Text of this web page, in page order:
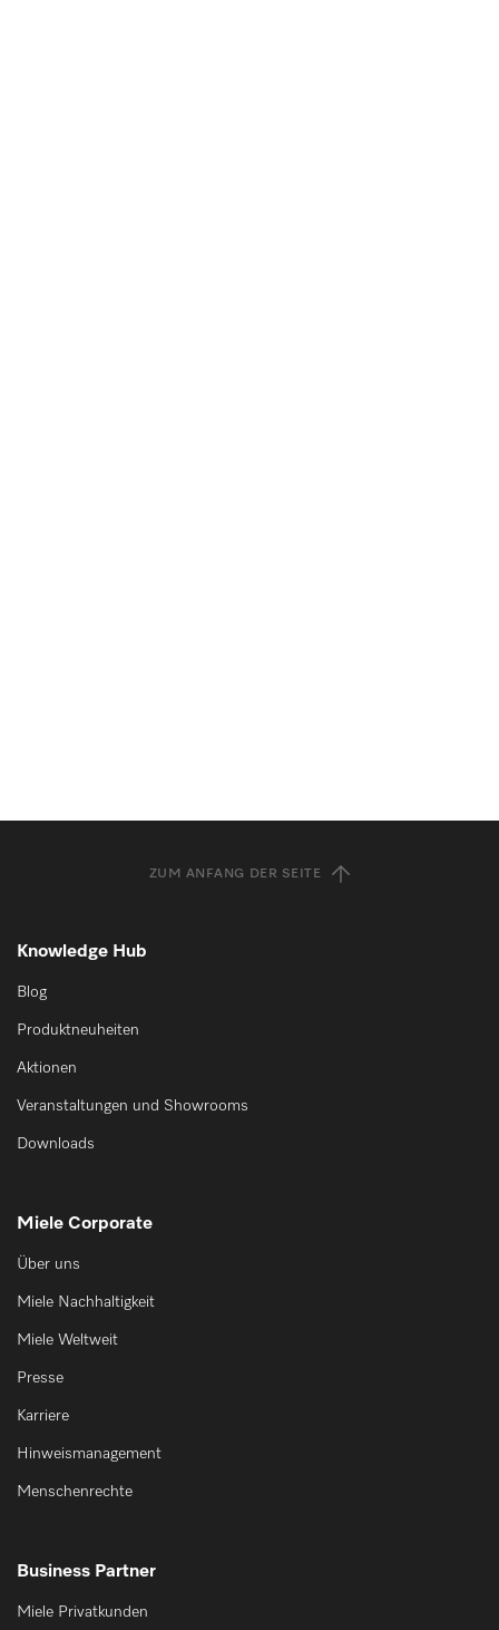
ZUM ANFANG DER SEITE
Knowledge Hub
Blog
Produktneuheiten
Aktionen
Veranstaltungen und Showrooms
Downloads
Miele Corporate
Über uns
Miele Nachhaltigkeit
Miele Weltweit
Presse
Karriere
Hinweismanagement
Menschenrechte
Business Partner
Miele Privatkunden